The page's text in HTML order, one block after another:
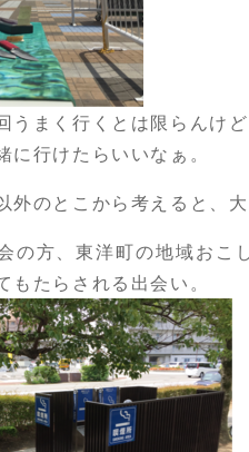
うまく行くとは限らんけ
に行けたらいいなぁ。
外のとこから考えると、
の方、東洋町の地域おこ
もたらされる出会い。